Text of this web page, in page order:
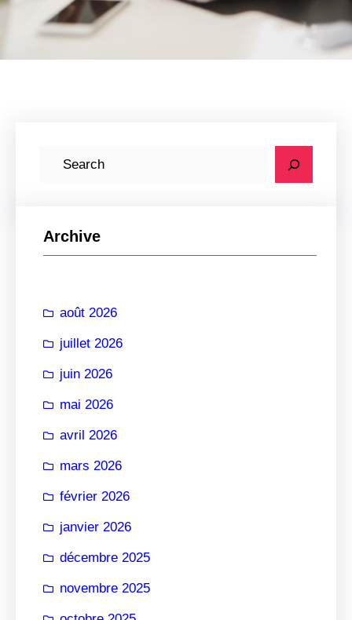
h
e
Archive
août 2026
juillet 2026
juin 2026
mai 2026
avril 2026
mars 2026
février 2026
janvier 2026
décembre 2025
novembre 2025